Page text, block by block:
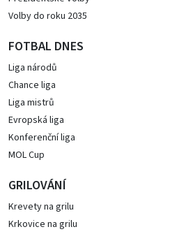
Volby do roku 2035
FOTBAL DNES
Liga národů
Chance liga
Liga mistrů
Evropská liga
Konferenční liga
MOL Cup
GRILOVÁNÍ
Krevety na grilu
Krkovice na grilu